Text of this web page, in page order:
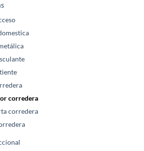
corredera
corredera